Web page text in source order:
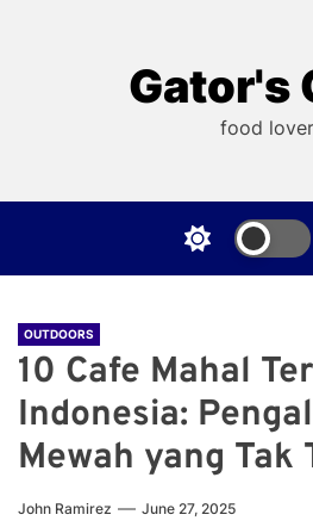
Gator's
food lover
OUTDOORS
10 Cafe Mahal
Indonesia:
Mewah yang Tak
John Ramirez June 27, 2025